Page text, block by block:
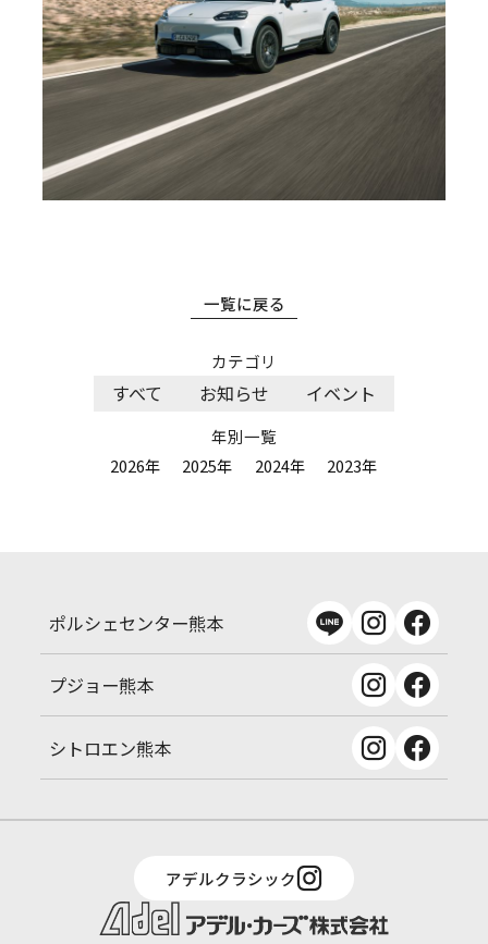
カテゴリ
すべて お知らせ イベント
年別一覧
2026年
2025年 2024年 2023年
一覧に戻る
ポルシェセンター熊本
プジョー熊本
シトロエン熊本
アデルクラシック